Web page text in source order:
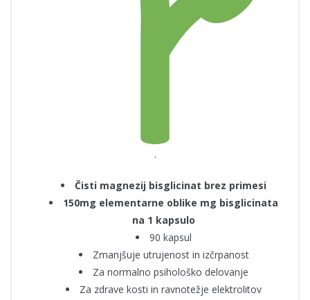
.
Čisti magnezij bisglicinat brez primesi
150mg elementarne oblike mg bisglicinata
na 1 kapsulo
90 kapsul
Zmanjšuje utrujenost in izčrpanost
Za normalno psihološko delovanje
Za zdrave kosti in ravnotežje elektrolitov